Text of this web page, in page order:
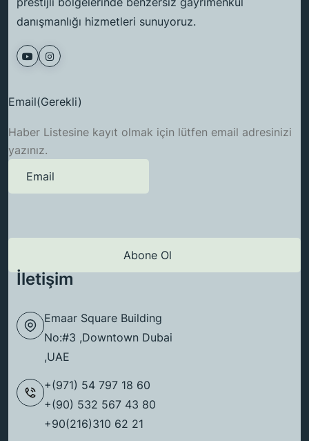
danışmanlığı hizmetleri sunuyoruz.
Email(Gerekli)
Haber Listesine kayıt olmak için lütfen email adresinizi
yazınız.
İletişim
Emaar Square Building
No:#3 ,Downtown Dubai
,UAE
+(971) 54 797 18 60
+(90) 532 567 43 80
+90(216)310 62 21